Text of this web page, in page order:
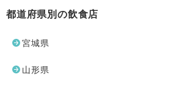
都道府県別の飲食店
宮城県
山形県